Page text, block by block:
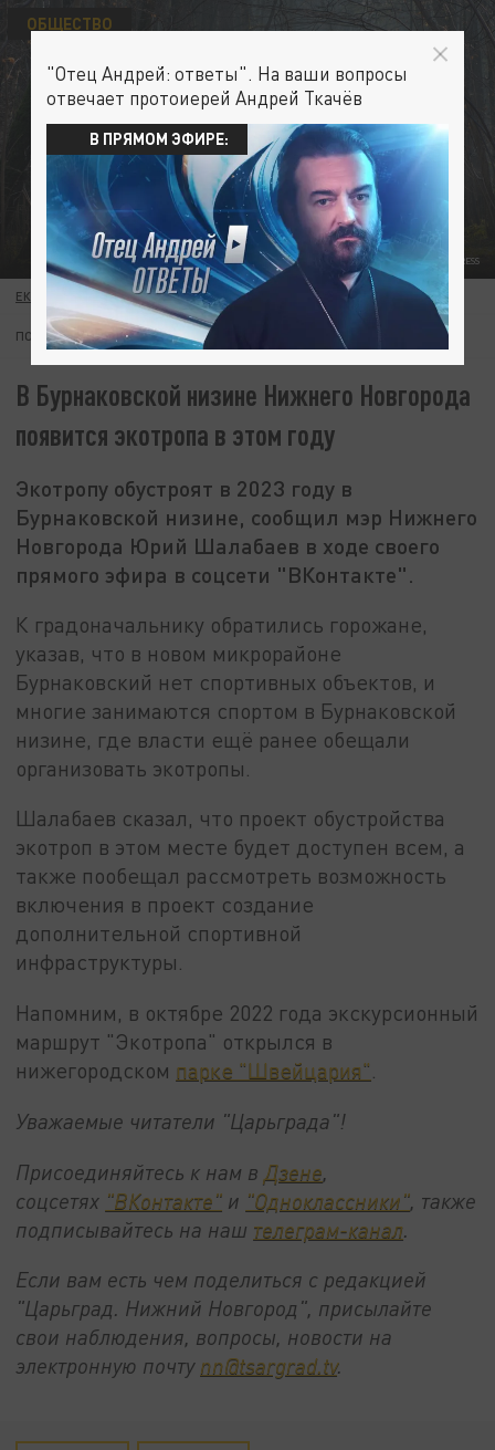
КОМСОМОЛЬСКАЯ ПРАВДА/GLOBAL LOOK PRESS
ОБЩЕСТВО
ЕКАТЕРИНА ЧИЧУРИНА 03 ФЕВРАЛЯ 20:37
ПОДПИШИТЕСЬ:
В Бурнаковской низине Нижнего Новгорода
появится экотропа в этом году
Экотропу обустроят в 2023 году в
Бурнаковской низине, сообщил мэр Нижнего
Новгорода Юрий Шалабаев в ходе своего
прямого эфира в соцсети "ВКонтакте".
К градоначальнику обратились горожане,
указав, что в новом микрорайоне
Бурнаковский нет спортивных объектов, и
многие занимаются спортом в Бурнаковской
низине, где власти ещё ранее обещали
организовать экотропы.
Шалабаев сказал, что проект обустройства
экотроп в этом месте будет доступен всем, а
также пообещал рассмотреть возможность
включения в проект создание
дополнительной спортивной
инфраструктуры.
Напомним, в октябре 2022 года экскурсионный
маршрут "Экотропа" открылся в
нижегородском парке "Швейцария"
Уважаемые читатели "Царьграда"!
Присоединяйтесь к нам в Дзене
соцсетях "ВКонтакте" и "Одноклассники" также
подписывайтесь на наш телеграм-канал
Если вам есть чем поделиться с редакцией
"Царьград. Нижний Новгород", присылайте
свои наблюдения, вопросы, новости на
электронную почту nn@tsargrad.tv.
"Отец Андрей: ответы". На ваши вопросы
отвечает протоиерей Андрей Ткачёв
В ПРЯМОМ ЭФИРЕ: